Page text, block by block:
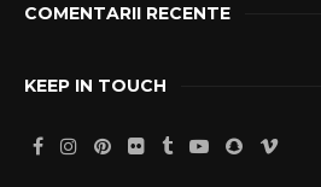
COMENTARII RECENTE
KEEP IN TOUCH